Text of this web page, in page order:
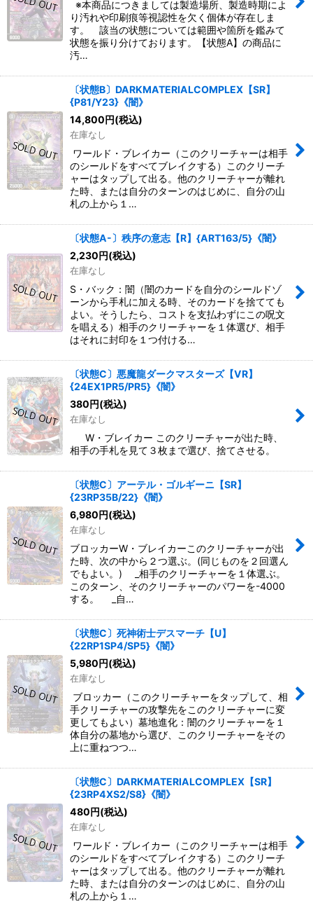
※本商品につきましては製造場所、製造時期によ
り汚れや印刷痕等視認性を欠く個体が存在しま
す。 該当の状態については範囲や箇所を鑑みて
状態を振り分けております。【状態A】の商品に
汚…
〔状態B〕DARKMATERIALCOMPLEX【SR】
{P81/Y23}《闇》
14,800 円(税込)
在庫なし
ワールド・ブレイカー（このクリーチャーは相手
のシールドをすべてブレイクする）このクリーチ
ャーはタップして出る。他のクリーチャーが離れ
た時、または自分のターンのはじめに、自分の山
札の上から１…
〔状態A-〕秩序の意志【R】{ART163/5}《闇》
2,230 円(税込)
在庫なし
S・バック：闇（闇のカードを自分のシールドゾ
ーンから手札に加える時、そのカードを捨てても
よい。そうしたら、コストを支払わずにこの呪文
を唱える）相手のクリーチャーを１体選び、相手
はそれに封印を１つ付ける…
〔状態C〕悪魔龍ダークマスターズ【VR】
{24EX1PR5/PR5}《闇》
380 円(税込)
在庫なし
W・ブレイカー このクリーチャーが出た時、
相手の手札を見て３枚まで選び、捨てさせる。
〔状態C〕アーテル・ゴルギーニ【SR】
{23RP35B/22}《闇》
6,980 円(税込)
在庫なし
ブロッカーW・ブレイカーこのクリーチャーが出
た時、次の中から２つ選ぶ。(同じものを２回選ん
でもよい。) _相手のクリーチャーを１体選ぶ。
このターン、そのクリーチャーのパワーを-4000
する。 _自…
〔状態C〕死神術士デスマーチ【U】
{22RP1SP4/SP5}《闇》
5,980 円(税込)
在庫なし
ブロッカー（このクリーチャーをタップして、相
手クリーチャーの攻撃先をこのクリーチャーに変
更してもよい）墓地進化：闇のクリーチャーを１
体自分の墓地から選び、このクリーチャーをその
上に重ねつつ…
〔状態C〕DARKMATERIALCOMPLEX【SR】
{23RP4XS2/S8}《闇》
480 円(税込)
在庫なし
ワールド・ブレイカー（このクリーチャーは相手
のシールドをすべてブレイクする）このクリーチ
ャーはタップして出る。他のクリーチャーが離れ
た時、または自分のターンのはじめに、自分の山
札の上から１…